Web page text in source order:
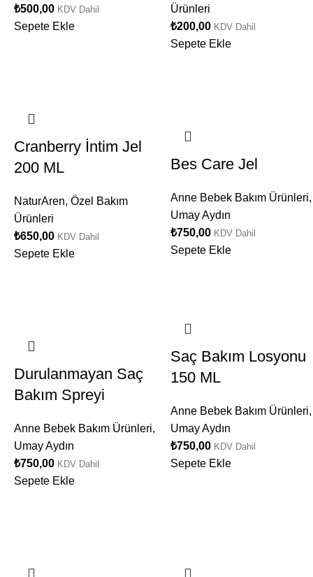
₺500,00 KDV Dahil
Sepete Ekle
Ürünleri
₺200,00 KDV Dahil
Sepete Ekle
Cranberry İntim Jel
200 ML
NaturAren, Özel Bakım
Ürünleri
₺650,00 KDV Dahil
Sepete Ekle
Bes Care Jel
Anne Bebek Bakım Ürünleri,
Umay Aydın
₺750,00 KDV Dahil
Sepete Ekle
Durulanmayan Saç
Bakım Spreyi
Anne Bebek Bakım Ürünleri,
Umay Aydın
₺750,00 KDV Dahil
Sepete Ekle
Saç Bakım Losyonu
150 ML
Anne Bebek Bakım Ürünleri,
Umay Aydın
₺750,00 KDV Dahil
Sepete Ekle